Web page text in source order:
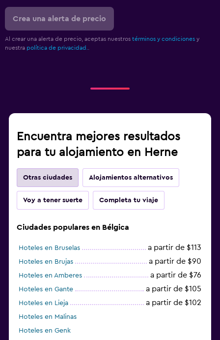
Crea una alerta de precio
Al crear una alerta de precio, aceptas nuestros términos y condiciones y
nuestra política de privacidad.
Encuentra mejores resultados
para tu alojamiento en Herne
Otras ciudades Alojamientos alternativos
Voy a tener suerte Completa tu viaje
Ciudades populares en Bélgica
Hoteles en Bruselas a partir de $113
Hoteles en Brujas a partir de $90
Hoteles en Amberes a partir de $76
Hoteles en Gante a partir de $105
Hoteles en Lieja a partir de $102
Hoteles en Malinas
Hoteles en Genk